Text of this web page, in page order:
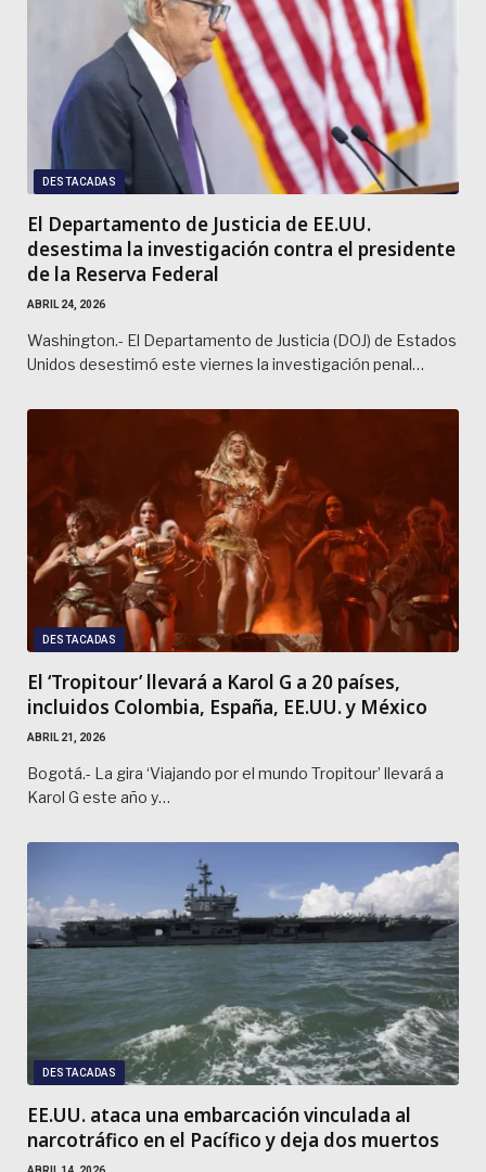
DESTACADAS
El Departamento de Justicia de EE.UU.
desestima la investigación contra el presidente
de la Reserva Federal
ABRIL 24, 2026
Washington.- El Departamento de Justicia (DOJ) de Estados
Unidos desestimó este viernes la investigación penal…
DESTACADAS
El ‘Tropitour’ llevará a Karol G a 20 países,
incluidos Colombia, España, EE.UU. y México
ABRIL 21, 2026
Bogotá.- La gira ‘Viajando por el mundo Tropitour’ llevará a
Karol G este año y…
DESTACADAS
EE.UU. ataca una embarcación vinculada al
narcotráfico en el Pacífico y deja dos muertos